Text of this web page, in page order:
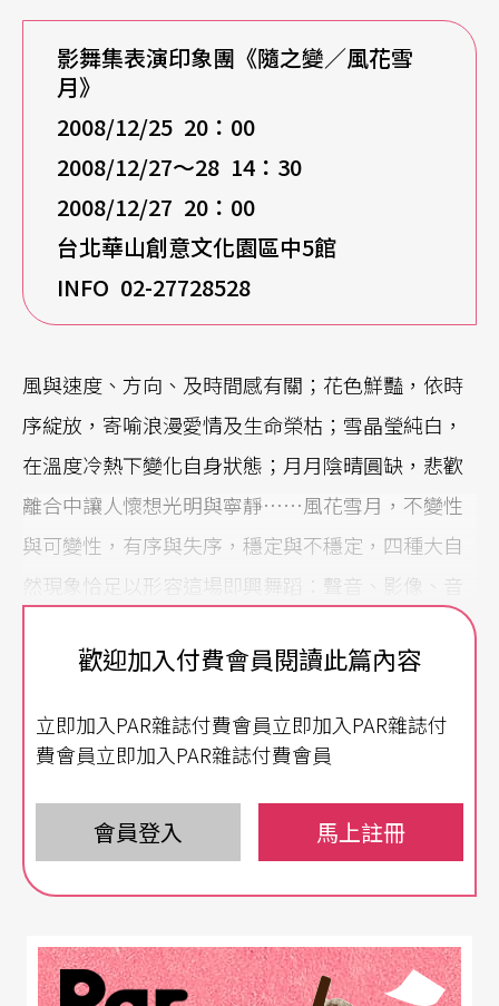
影舞集表演印象團《隨之變／風花雪
月》
2008/12/25 20 ：00
2008/12/27～28 14：30
2008/12/27 20 ：00
台北華山創意文化園區中5館
INFO 02-27728528
風與速度、方向、及時間感有關；花色鮮豔，依時
序綻放，寄喻浪漫愛情及生命榮枯；雪晶瑩純白，
在溫度冷熱下變化自身狀態；月月陰晴圓缺，悲歡
離合中讓人懷想光明與寧靜……風花雪月，不變性
與可變性，有序與失序，穩定與不穩定，四種大自
然現象恰足以形容這場即興舞蹈：聲音、影像、音
樂、與舞蹈的即興挑戰，DJ、VJ、與舞者的現場過
招。影舞集新製作《隨之變／風花雪月》，在瞬時
滋味。
舞蹈、影像、音樂，三種「資料庫」即興共舞
影舞集藝術總監陳瑤請來資深舞蹈家古名伸、張曉
樂各個創作演出者彷彿組織成了一個球隊，在不同
的角色位置上彼此呼應、跟隨，隨時攻守交替，隨
歡迎加入付費會員閱讀此篇內容
立即加入PAR雜誌付費會員立即加入PAR雜誌付
費會員立即加入PAR雜誌付費會員
會員登入 馬上註冊